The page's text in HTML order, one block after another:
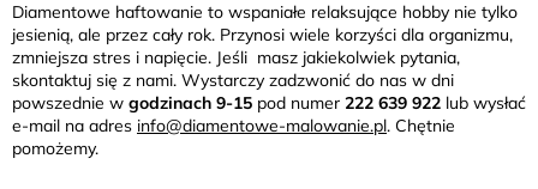
Diamentowe haftowanie to wspaniałe relaksujące hobby nie tylko
jesienią, ale przez cały rok. Przynosi wiele korzyści dla organizmu,
zmniejsza stres i napięcie. Jeśli masz jakiekolwiek pytania,
skontaktuj się z nami. Wystarczy zadzwonić do nas w dni
powszednie w godzinach 9-15 pod numer 222 639 922 lub wysłać
e-mail na adres info@diamentowe-malowanie.pl. Chętnie
pomożemy.